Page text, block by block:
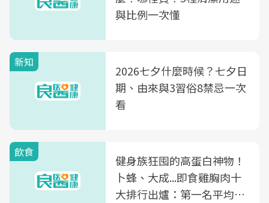
與比例一次懂
新知
2026七夕什麼時候？七夕日
期、由來與3習俗8禁忌一次
看
飲食
健身族狂囤的高蛋白神物！
卜蜂、大成...即食雞胸肉十
大排行出爐：第一名平均一